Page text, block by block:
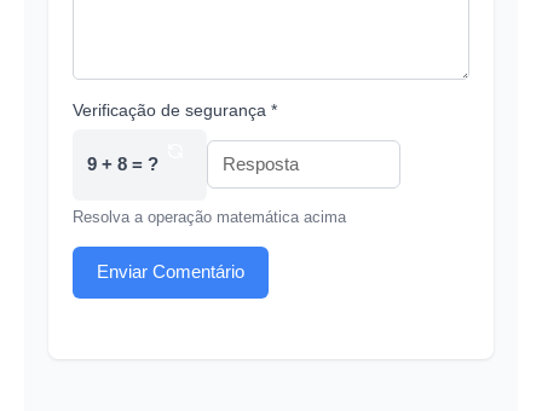
Verificação de segurança *
9 + 8 = ?
Resolva a operação matemática acima
Enviar Comentário